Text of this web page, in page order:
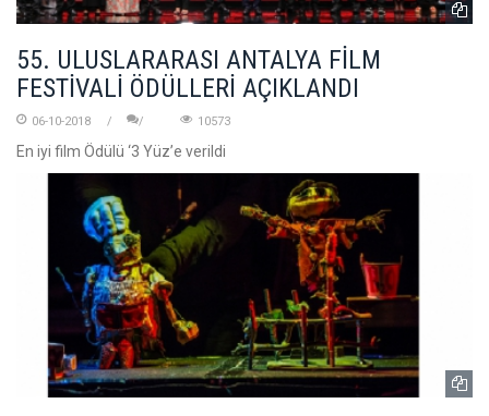
55. ULUSLARARASI ANTALYA FİLM
FESTİVALİ ÖDÜLLERİ AÇIKLANDI
06-10-2018 10573
En iyi film Ödülü ‘3 Yüz’e verildi